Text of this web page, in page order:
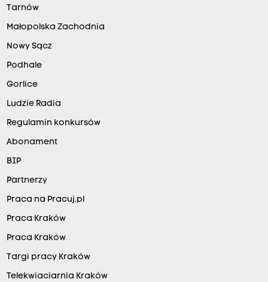
Tarnów
Małopolska Zachodnia
Nowy Sącz
Podhale
Gorlice
Ludzie Radia
Regulamin konkursów
Abonament
BIP
Partnerzy
Praca na Pracuj.pl
Praca Kraków
Praca Kraków
Targi pracy Kraków
Telekwiaciarnia Kraków